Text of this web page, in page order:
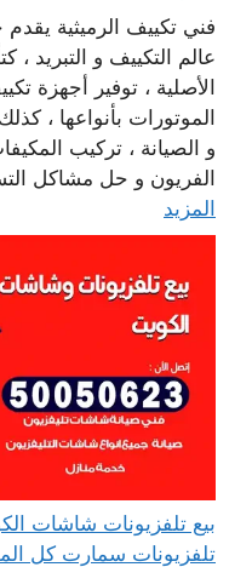
فني تكييف الرميثية
عالم التكييف و التبريد ،
الأصلية ، توفير أجهزة
الموتورات بأنواعها ،
و الصيانة ، تركيب
الفريون و حل مشاكل
المزيد
تلفزيونات سمارت كل